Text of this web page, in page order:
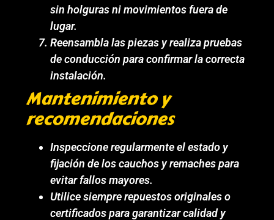
sin holguras ni movimientos fuera de
lugar.
Reensambla las piezas y realiza pruebas
de conducción para confirmar la correcta
instalación.
Mantenimiento y
recomendaciones
Inspeccione regularmente el estado y
fijación de los cauchos y remaches para
evitar fallos mayores.
Utilice siempre repuestos originales o
certificados para garantizar calidad y